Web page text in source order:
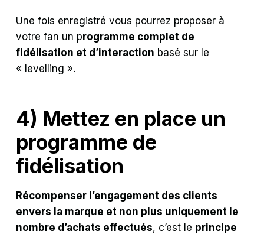
Une fois enregistré vous pourrez proposer à
votre fan un programme complet de
fidélisation et d’interaction basé sur le
« levelling ».
4) Mettez en place un
programme de
fidélisation
Récompenser l’engagement des clients
envers la marque et non plus uniquement le
nombre d’achats effectués, c’est le principe